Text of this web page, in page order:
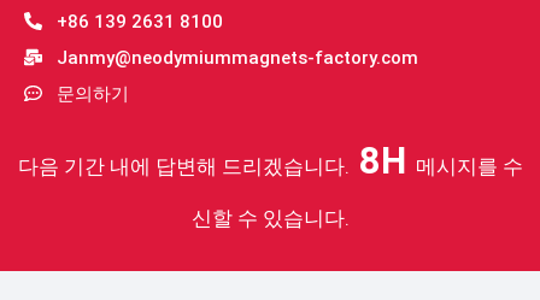
+86 139 2631 8100
Janmy@neodymiummagnets-factory.com
문의하기
다음 기간 내에 답변해 드리겠습니다. 8H 메시지를 수
신할 수 있습니다.